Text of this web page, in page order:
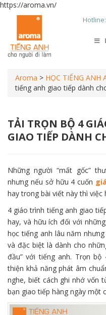
https://aroma.vn/
Hotline:
Aroma > HỌC TIẾNG ANH
tiếng anh giao tiếp dành
TẢI TRỌN BỘ 4
GIAO TIẾP DÀNH
Những người “mất gốc”
nhưng nếu sở hữu 4 cuốn
hay trong bài viết này thì việc
4 giáo trình tiếng anh giao
hay, và hữu ích đối với
học tiếng anh lâu năm
và đặc biệt là dành cho
đầu” với tiếng anh. Trọn
thiện khả năng phát âm
nghe, biết cách ghi nhớ vốn
bạn giao tiếp hàng ngày một